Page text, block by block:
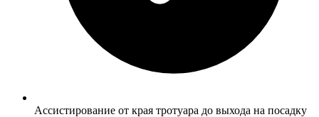
Ассистирование от края тротуара до выхода на посадку